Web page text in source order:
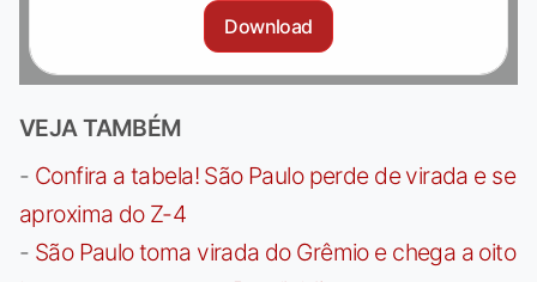
Download
VEJA TAMBÉM
- Confira a tabela! São Paulo perde de virada e se
aproxima do Z-4
- São Paulo toma virada do Grêmio e chega a oito